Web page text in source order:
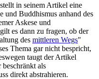
in seinem Artikel eine
und Buddhismus anhand des
Askese und
es dann zu fragen, ob der
des mittleren Wegs"
Thema gar nicht bespricht,
taugt der Artikel
als
direkt abstrahieren.